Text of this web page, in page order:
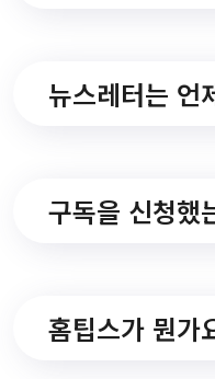
주시
기 광주시 여성문화
뉴스레터는 언
구독을 신청했
홈팁스가 뭔가